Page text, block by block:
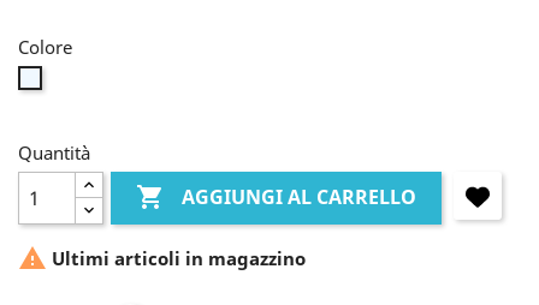
Colore
Quantità
 AGGIUNGI AL CARRELLO
 Ultimi articoli in magazzino